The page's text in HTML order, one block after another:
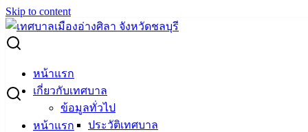
Skip to content
หน้าแรก
เกี่ยวกับเทศบาล
ข้อมูลทั่วไป
ประวัติเทศบาล
หน้าแรก
Search for:
ประกาศผู้ชนะการเสนอราคา จ้างซ่อมแซมระบบกล้องวงจรปิด
(CCTV) ในเขตเทศบาลเมืองอ่างศิลา โดยวิธีเฉพาะเจาะจง
ประกาศผู้ชนะการเสนอราคา จ้างซ่อมแซม